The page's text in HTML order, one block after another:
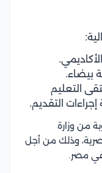
التعليم
التقديم.
من وزارة
وذلك من أجل
مصر.